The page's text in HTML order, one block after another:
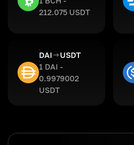
212.075 USDT
DAI
USDT
1 DAI -
0.9979002
USDT